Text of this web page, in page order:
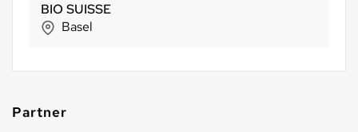
Alternative Bank Schweiz
Olten
Partner